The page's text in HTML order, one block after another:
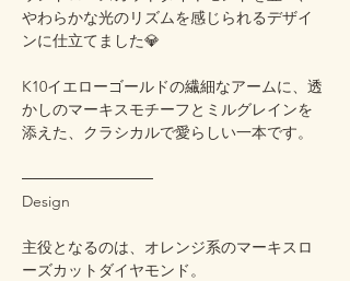
やわらかな光のリズムを感じられるデザイ
ンに仕立てました💎
K10イエローゴールドの繊細なアームに、透
かしのマーキスモチーフとミルグレインを
添えた、クラシカルで愛らしい一本です。
────────────
Design
主役となるのは、オレンジ系のマーキスロ
ーズカットダイヤモンド。